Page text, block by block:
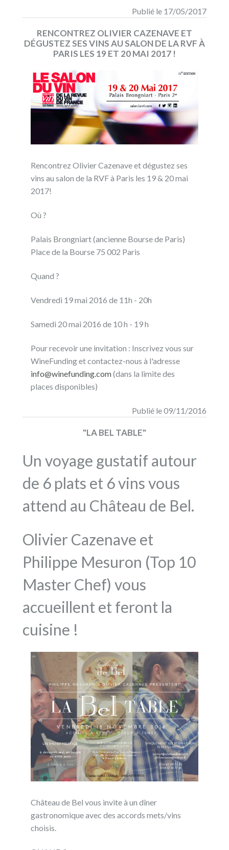
Publié le 17/05/2017
RENCONTREZ OLIVIER CAZENAVE ET
DÉGUSTEZ SES VINS AU SALON DE LA RVF À
PARIS LES 19 ET 20 MAI 2017 !
Rencontrez Olivier Cazenave et dégustez ses
vins au salon de la RVF à Paris les 19 & 20 mai
2017!
Où ?
Palais Brongniart (ancienne Bourse de Paris)
Place de la Bourse 75 002 Paris
Quand ?
Vendredi 19 mai 2016 de 11h - 20h
Samedi 20 mai 2016 de 10 h - 19 h
Pour recevoir une invitation : Inscrivez vous sur
WineFunding et contactez-nous à l'adresse
info@winefunding.com(dans la limite des
places disponibles)
Publié le 09/11/2016
"LA BEL TABLE"
Un voyage gustatif autour
de 6 plats et 6 vins vous
attend au Château de Bel.
Olivier Cazenave et
Philippe Mesuron (Top 10
Master Chef) vous
accueillent et feront la
cuisine !
Château de Bel vous invite à un dîner
gastronomique avec des accords mets/vins
choisis.